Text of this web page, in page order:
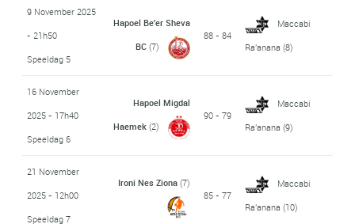
9 November 2025
- 21h50
Speeldag 5
Hapoel Be'er Sheva
BC (7)
88 - 84
Maccabi
Ra'anana (8)
16 November
2025 - 17h40
Speeldag 6
Hapoel Migdal
Haemek (2)
90 - 79
Maccabi
Ra'anana (9)
21 November
2025 - 12h00
Speeldag 7
Ironi Nes Ziona(7)
85 - 77
Maccabi
Ra'anana (10)